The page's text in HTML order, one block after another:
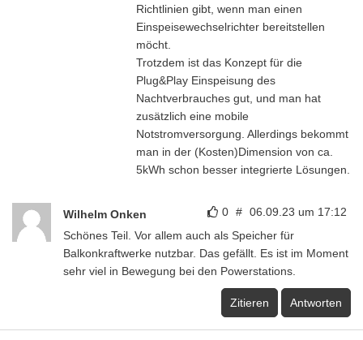
Richtlinien gibt, wenn man einen
Einspeisewechselrichter bereitstellen
möcht.
Trotzdem ist das Konzept für die
Plug&Play Einspeisung des
Nachtverbrauches gut, und man hat
zusätzlich eine mobile
Notstromversorgung. Allerdings bekommt
man in der (Kosten)Dimension von ca.
5kWh schon besser integrierte Lösungen.
0 # 06.09.23 um 17:12
Wilhelm Onken
Schönes Teil. Vor allem auch als Speicher für
Balkonkraftwerke nutzbar. Das gefällt. Es ist im Moment
sehr viel in Bewegung bei den Powerstations.
Zitieren Antworten